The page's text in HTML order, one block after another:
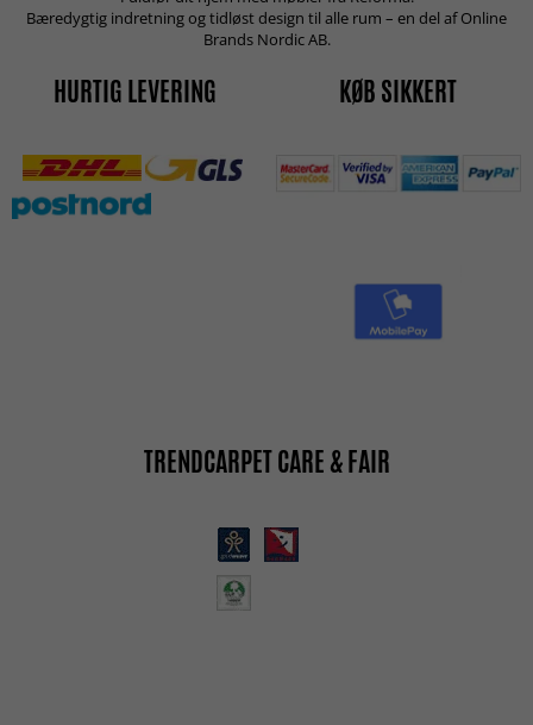
Bæredygtig indretning og tidløst design til alle rum – en del af Online
Brands Nordic AB.
HURTIG LEVERING KØB SIKKERT
TRENDCARPET CARE & FAIR